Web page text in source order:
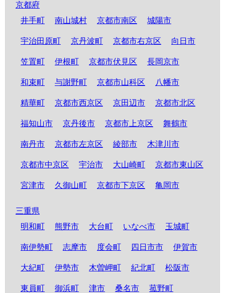
京都府
井手町
南山城村 京都市南区 城陽市
宇治田原町 京丹波町 京都市右京区 向日市
笠置町 伊根町 京都市伏見区 長岡京市
和束町 与謝野町 京都市山科区 八幡市
精華町 京都市西京区 京田辺市 京都市北区
福知山市 京丹後市 京都市上京区 舞鶴市
南丹市 京都市左京区 綾部市 木津川市
京都市中京区 宇治市 大山崎町 京都市東山区
宮津市 久御山町 京都市下京区 亀岡市
三重県
明和町
熊野市 大台町 いなべ市 玉城町
南伊勢町 志摩市 度会町 四日市市 伊賀市
大紀町 伊勢市 木曽岬町 紀北町 松阪市
東員町 御浜町 津市 桑名市 菰野町